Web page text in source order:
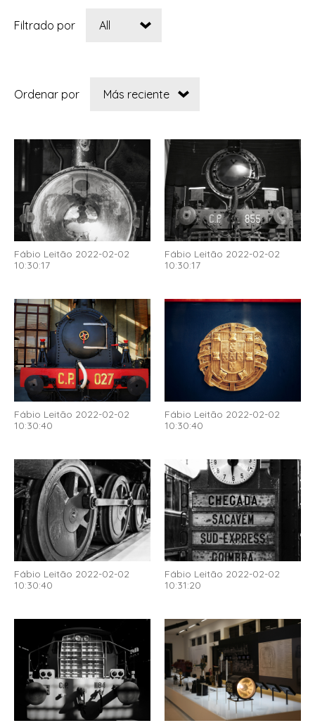
Filtrado por
Ordenar por
Fábio Leitão 2022-02-02
10:30:17
Fábio Leitão 2022-02-02
10:30:17
Fábio Leitão 2022-02-02
10:30:40
Fábio Leitão 2022-02-02
10:30:40
Fábio Leitão 2022-02-02
10:30:40
Fábio Leitão 2022-02-02
10:31:20